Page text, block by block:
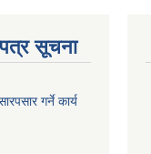
सूचना
गर्ने कार्य